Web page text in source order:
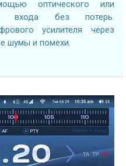
оптического или
входа без потерь.
усилителя через
шумы и помехи.